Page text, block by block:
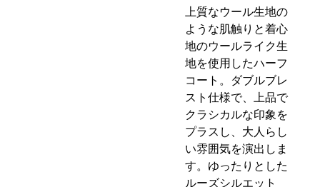
上質なウール生地の
ような肌触りと着心
地のウールライク生
地を使用したハーフ
コート。ダブルブレ
スト仕様で、上品で
クラシカルな印象を
プラスし、大人らし
い雰囲気を演出しま
す。ゆったりとした
ルーズシルエット